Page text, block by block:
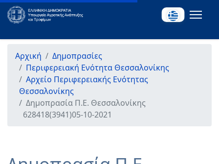
Αρχική
Δημοπρασίες
Περιφερειακή Ενότητα Θεσσαλονίκης
Αρχείο Περιφερειακής Ενότητας
Θεσσαλονίκης
Δημοπρασία Π.Ε. Θεσσαλονίκης
628418(3941)05-10-2021